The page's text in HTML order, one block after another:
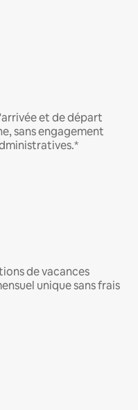
et de départ
sans engagement
de vacances
unique sans frais